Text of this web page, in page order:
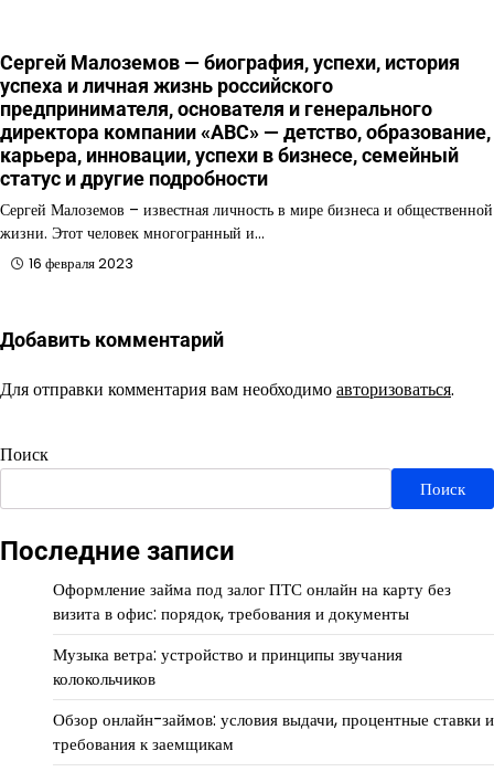
Сергей Малоземов — биография, успехи, история
успеха и личная жизнь российского
предпринимателя, основателя и генерального
директора компании «ABC» — детство, образование,
карьера, инновации, успехи в бизнесе, семейный
статус и другие подробности
Сергей Малоземов – известная личность в мире бизнеса и общественной
жизни. Этот человек многогранный и…
16 февраля 2023
Добавить комментарий
Для отправки комментария вам необходимоавторизоваться.
Поиск
Поиск
Последние записи
Оформление займа под залог ПТС онлайн на карту без
визита в офис: порядок, требования и документы
Музыка ветра: устройство и принципы звучания
колокольчиков
Обзор онлайн-займов: условия выдачи, процентные ставки и
требования к заемщикам